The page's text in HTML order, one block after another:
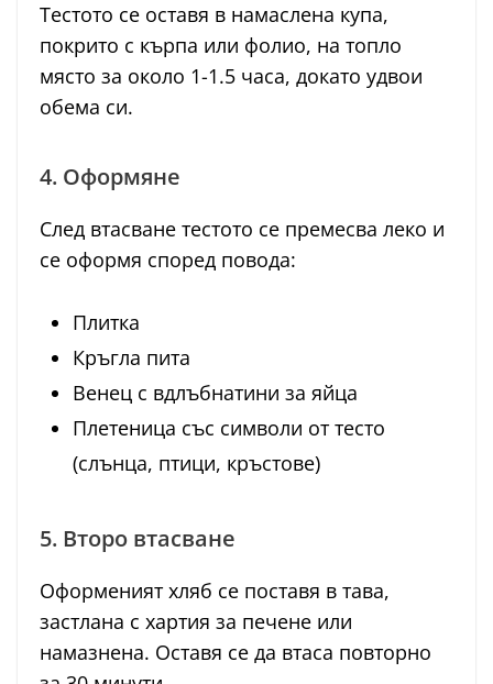
Тестото се оставя в намаслена купа,
покрито с кърпа или фолио, на топло
място за около 1-1.5 часа, докато удвои
обема си.
4. Оформяне
След втасване тестото се премесва леко и
се оформя според повода:
Плитка
Кръгла пита
Венец с вдлъбнатини за яйца
Плетеница със символи от тесто
(слънца, птици, кръстове)
5. Второ втасване
Оформеният хляб се поставя в тава,
застлана с хартия за печене или
намазнена. Оставя се да втаса повторно